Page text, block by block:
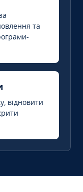
та
відновити